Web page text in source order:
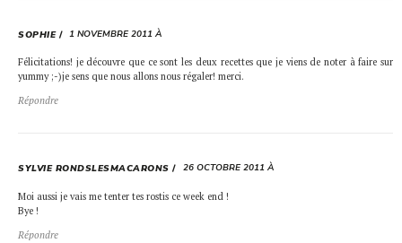
SOPHIE 1 NOVEMBRE 2011 À
Félicitations! je découvre que ce sont les deux recettes que je viens de noter à faire sur
yummy ;-)je sens que nous allons nous régaler! merci.
Répondre
SYLVIE RONDSLESMACARONS 26 OCTOBRE 2011 À
Moi aussi je vais me tenter tes rostis ce week end !
Bye !
Répondre